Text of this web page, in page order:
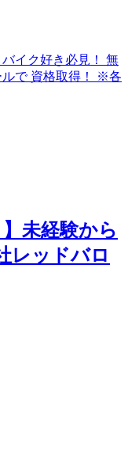
未経験から
レッドバロ